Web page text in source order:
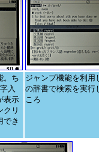
。ち
入
表示
クリ
でき
ジャンプ機能を利用
の辞書で検索を実行
ころ